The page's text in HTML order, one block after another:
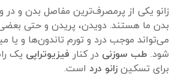
زانو یکی از پرمصرف‌ترین مفاصل بدن و
بدن ما هستند. دویدن، پریدن و حتی
می‌تواند موجب درد و تورم تاندون‌ها و یا
شود. طب سوزنی در کنار فیزیوتراپی یک
برای تسکین زانو درد است.